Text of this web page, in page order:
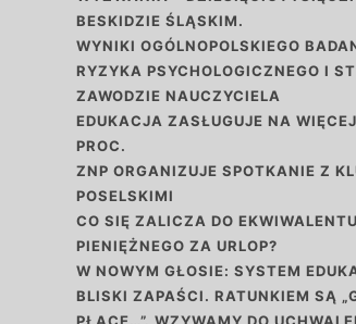
BESKIDZIE ŚLĄSKIM.
WYNIKI OGÓLNOPOLSKIEGO
RYZYKA PSYCHOLOGICZNEGO I
ZAWODZIE NAUCZYCIELA
EDUKACJA ZASŁUGUJE NA
PROC.
ZNP ORGANIZUJE SPOTKANIE Z
POSELSKIMI
CO SIĘ ZALICZA DO EKWIWALENTU
PIENIĘŻNEGO ZA URLOP?
W NOWYM GŁOSIE: SYSTEM
BLISKI ZAPAŚCI. RATUNKIEM SĄ
PŁACE…”. WZYWAMY DO